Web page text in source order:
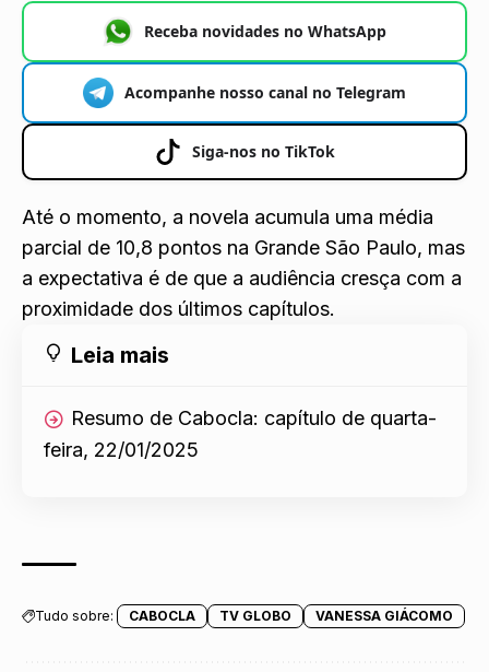
Receba novidades no WhatsApp
Acompanhe nosso canal no Telegram
Siga-nos no TikTok
Até o momento, a novela acumula uma média
parcial de 10,8 pontos na Grande São Paulo, mas
a expectativa é de que a audiência cresça com a
proximidade dos últimos capítulos.
Leia mais
Resumo de Cabocla: capítulo de quarta-
feira, 22/01/2025
Tudo sobre: CABOCLA TV GLOBO VANESSA GIÁCOMO